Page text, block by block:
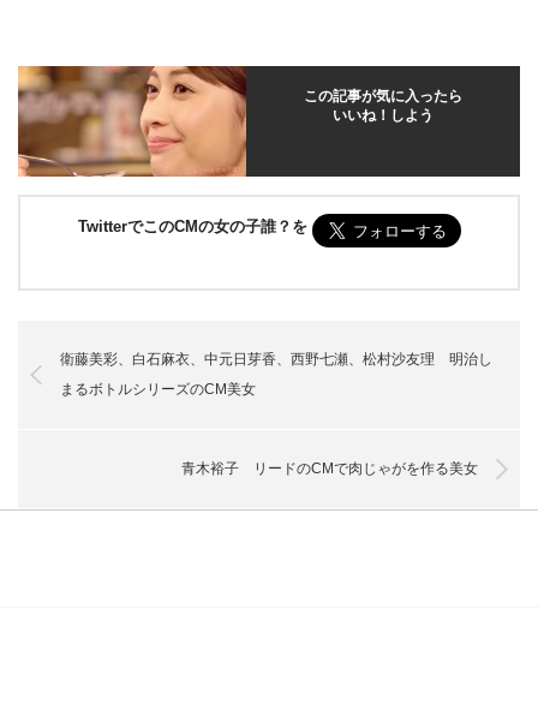
この記事が気に入ったら
いいね！しよう
TwitterでこのCMの女の子誰？を
衛藤美彩、白石麻衣、中元日芽香、西野七瀬、松村沙友理 明治し
まるボトルシリーズのCM美女
青木裕子 リードのCMで肉じゃがを作る美女